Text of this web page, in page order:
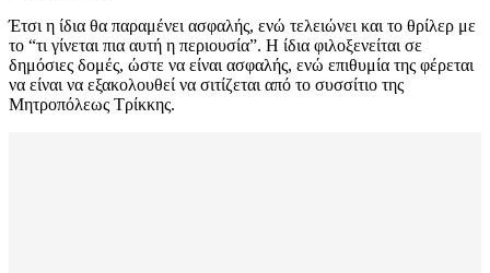
Έτσι η ίδια θα παραμένει ασφαλής, ενώ τελειώνει και το θρίλερ με
το “τι γίνεται πια αυτή η περιουσία”. Η ίδια φιλοξενείται σε
δημόσιες δομές, ώστε να είναι ασφαλής, ενώ επιθυμία της φέρεται
να είναι να εξακολουθεί να σιτίζεται από το συσσίτιο της
Μητροπόλεως Τρίκκης.